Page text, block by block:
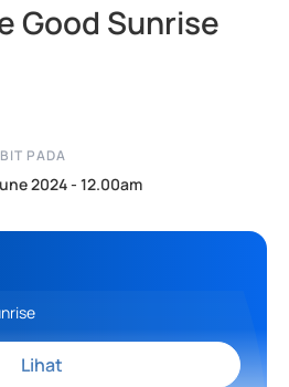
Good Sunrise
PADA
2024 - 12.00am
Lihat